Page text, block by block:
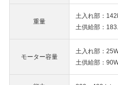
重量
土入れ部：
土供給部：
モーター容量
土入れ部：
土供給部：